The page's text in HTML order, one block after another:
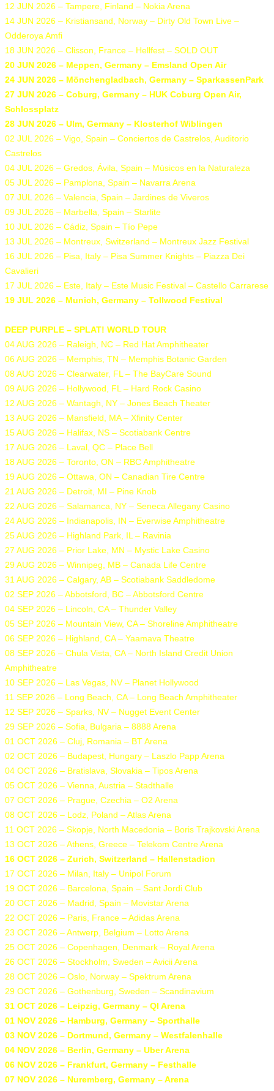
12 JUN 2026 – Tampere, Finland – Nokia Arena
14 JUN 2026 – Kristiansand, Norway – Dirty Old Town Live –
Odderoya Amfi
18 JUN 2026 – Clisson, France – Hellfest – SOLD OUT
20 JUN 2026 – Meppen, Germany – Emsland Open Air
24 JUN 2026 – Mönchengladbach, Germany – SparkassenPark
27 JUN 2026 – Coburg, Germany – HUK Coburg Open Air,
Schlossplatz
28 JUN 2026 – Ulm, Germany – Klosterhof Wiblingen
02 JUL 2026 – Vigo, Spain – Conciertos de Castrelos, Auditorio
Castrelos
04 JUL 2026 – Gredos, Ávila, Spain – Músicos en la Naturaleza
05 JUL 2026 – Pamplona, Spain – Navarra Arena
07 JUL 2026 – Valencia, Spain – Jardines de Viveros
09 JUL 2026 – Marbella, Spain – Starlite
10 JUL 2026 – Cádiz, Spain – Tío Pepe
13 JUL 2026 – Montreux, Switzerland – Montreux Jazz Festival
16 JUL 2026 – Pisa, Italy – Pisa Summer Knights – Piazza Dei
Cavalieri
17 JUL 2026 – Este, Italy – Este Music Festival – Castello Carrarese
19 JUL 2026 – Munich, Germany – Tollwood Festival
DEEP PURPLE – SPLAT! WORLD TOUR
04 AUG 2026 – Raleigh, NC – Red Hat Amphitheater
06 AUG 2026 – Memphis, TN – Memphis Botanic Garden
08 AUG 2026 – Clearwater, FL – The BayCare Sound
09 AUG 2026 – Hollywood, FL – Hard Rock Casino
12 AUG 2026 – Wantagh, NY – Jones Beach Theater
13 AUG 2026 – Mansfield, MA – Xfinity Center
15 AUG 2026 – Halifax, NS – Scotiabank Centre
17 AUG 2026 – Laval, QC – Place Bell
18 AUG 2026 – Toronto, ON – RBC Amphitheatre
19 AUG 2026 – Ottawa, ON – Canadian Tire Centre
21 AUG 2026 – Detroit, MI – Pine Knob
22 AUG 2026 – Salamanca, NY – Seneca Allegany Casino
24 AUG 2026 – Indianapolis, IN – Everwise Amphitheatre
25 AUG 2026 – Highland Park, IL – Ravinia
27 AUG 2026 – Prior Lake, MN – Mystic Lake Casino
29 AUG 2026 – Winnipeg, MB – Canada Life Centre
31 AUG 2026 – Calgary, AB – Scotiabank Saddledome
02 SEP 2026 – Abbotsford, BC – Abbotsford Centre
04 SEP 2026 – Lincoln, CA – Thunder Valley
05 SEP 2026 – Mountain View, CA – Shoreline Amphitheatre
06 SEP 2026 – Highland, CA – Yaamava Theatre
08 SEP 2026 – Chula Vista, CA – North Island Credit Union
Amphitheatre
10 SEP 2026 – Las Vegas, NV – Planet Hollywood
11 SEP 2026 – Long Beach, CA – Long Beach Amphitheater
12 SEP 2026 – Sparks, NV – Nugget Event Center
29 SEP 2026 – Sofia, Bulgaria – 8888 Arena
01 OCT 2026 – Cluj, Romania – BT Arena
02 OCT 2026 – Budapest, Hungary – Laszlo Papp Arena
04 OCT 2026 – Bratislava, Slovakia – Tipos Arena
05 OCT 2026 – Vienna, Austria – Stadthalle
07 OCT 2026 – Prague, Czechia – O2 Arena
08 OCT 2026 – Lodz, Poland – Atlas Arena
11 OCT 2026 – Skopje, North Macedonia – Boris Trajkovski Arena
13 OCT 2026 – Athens, Greece – Telekom Centre Arena
16 OCT 2026 – Zurich, Switzerland – Hallenstadion
17 OCT 2026 – Milan, Italy – Unipol Forum
19 OCT 2026 – Barcelona, Spain – Sant Jordi Club
20 OCT 2026 – Madrid, Spain – Movistar Arena
22 OCT 2026 – Paris, France – Adidas Arena
23 OCT 2026 – Antwerp, Belgium – Lotto Arena
25 OCT 2026 – Copenhagen, Denmark – Royal Arena
26 OCT 2026 – Stockholm, Sweden – Avicii Arena
28 OCT 2026 – Oslo, Norway – Spektrum Arena
29 OCT 2026 – Gothenburg, Sweden – Scandinavium
31 OCT 2026 – Leipzig, Germany – QI Arena
01 NOV 2026 – Hamburg, Germany – Sporthalle
03 NOV 2026 – Dortmund, Germany – Westfalenhalle
04 NOV 2026 – Berlin, Germany – Uber Arena
06 NOV 2026 – Frankfurt, Germany – Festhalle
07 NOV 2026 – Nuremberg, Germany – Arena